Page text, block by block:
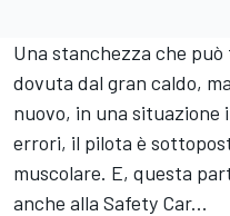
Una stanchezza che
dovuta dal gran caldo,
nuovo, in una
errori, il pilota è
muscolare. E, questa
anche alla Safety Car...